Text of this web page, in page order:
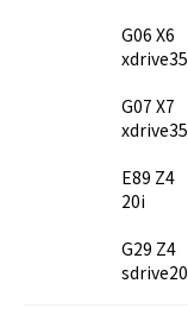
G06 X6
G07 X7
E89 Z4
20i
G29 Z4